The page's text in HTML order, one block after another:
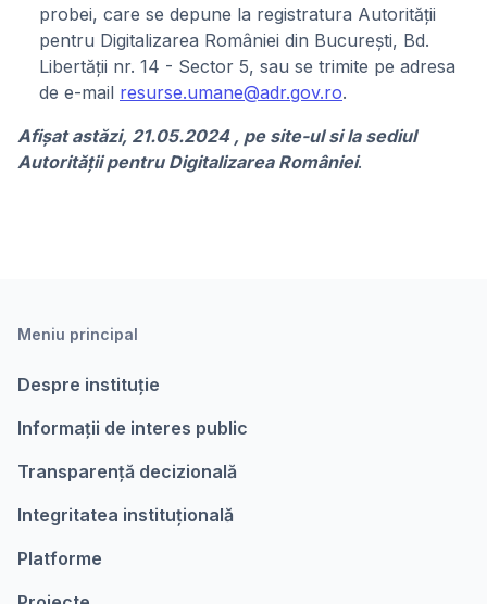
probei, care se depune la registratura Autorității
pentru Digitalizarea României din București, Bd.
Libertății nr. 14 - Sector 5, sau se trimite pe adresa
de e-mail resurse.umane@adr.gov.ro.
Afişat astăzi, 21.05.2024 , pe site-ul si la sediul
Autorității pentru Digitalizarea României.
Meniu principal
Despre instituție
Informații de interes public
Transparență decizională
Integritatea instituțională
Platforme